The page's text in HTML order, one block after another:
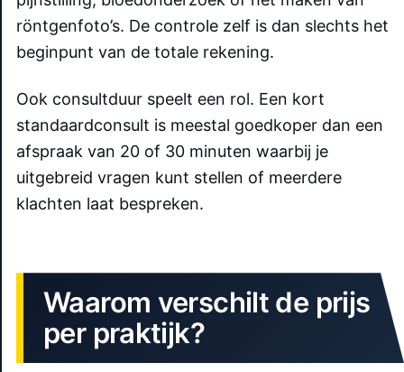
röntgenfoto’s. De controle zelf is dan slechts het
beginpunt van de totale rekening.
Ook consultduur speelt een rol. Een kort
standaardconsult is meestal goedkoper dan een
afspraak van 20 of 30 minuten waarbij je
uitgebreid vragen kunt stellen of meerdere
klachten laat bespreken.
Waarom verschilt de prijs
per praktijk?